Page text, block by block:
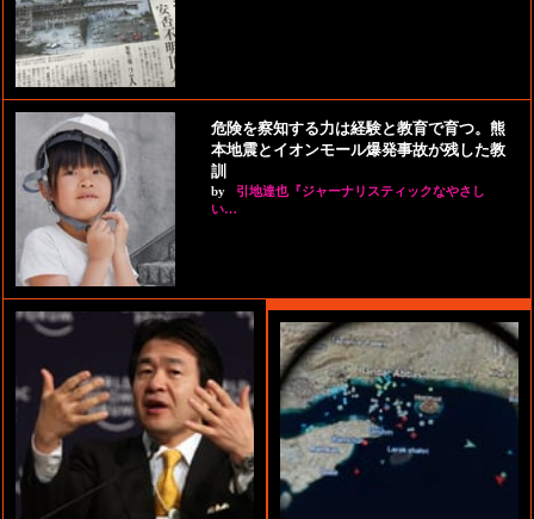
危険を察知する力は経験と教育で育つ。熊
本地震とイオンモール爆発事故が残した教
訓
by
引地達也『ジャーナリスティックなやさし
い…